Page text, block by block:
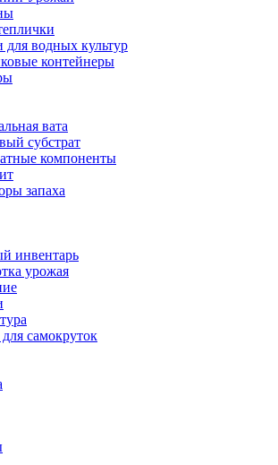
для водных культур
контейнеры
вата
субстрат
компоненты
запаха
инвентарь
урожая
самокруток